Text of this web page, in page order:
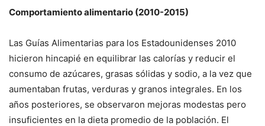
Comportamiento alimentario (2010-2015)
Las Guías Alimentarias para los Estadounidenses 2010
hicieron hincapié en equilibrar las calorías y reducir el
consumo de azúcares, grasas sólidas y sodio, a la vez que
aumentaban frutas, verduras y granos integrales. En los
años posteriores, se observaron mejoras modestas pero
insuficientes en la dieta promedio de la población. El